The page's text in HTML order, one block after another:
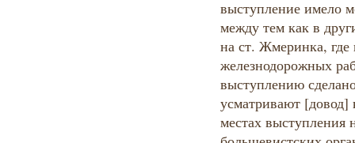
выступление имело
между тем как в
на ст. Жмеринка, где
железнодорожных
выступлению
усматривают
местах выступления